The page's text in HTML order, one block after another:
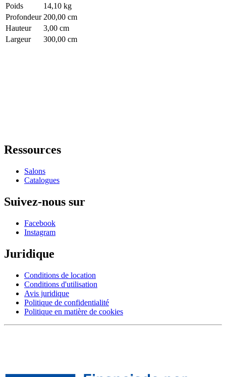
Poids
14,10 kg
Profondeur 200,00 cm
Hauteur
3,00 cm
Largeur
300,00 cm
Ressources
Salons
Catalogues
Suivez-nous sur
Facebook
Instagram
Juridique
Conditions de location
Conditions d'utilisation
Avis juridique
Politique de confidentialité
Politique en matière de cookies